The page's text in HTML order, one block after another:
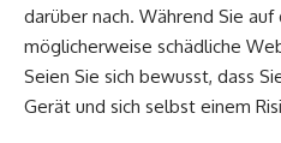
darüber nach. Während Sie
möglicherweise schädliche
Seien Sie sich bewusst, dass
Gerät und sich selbst einem